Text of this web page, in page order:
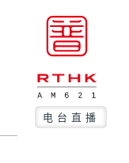
电台直播